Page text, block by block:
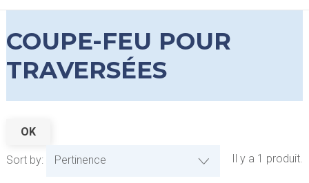
COUPE-FEU POUR
TRAVERSÉES
OK
Il y a 1 produit.
Sort by: Pertinence